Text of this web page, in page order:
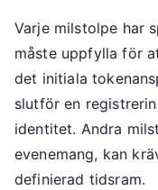
Varje milstolpe har
måste uppfylla för
det initiala
slutför en
identitet. Andra
evenemang, kan
definierad tidsram.